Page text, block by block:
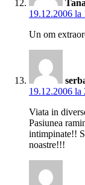
19.12.2006 la
Un om
19.12.2006 la
Viata in
Pasiunea
intimpinate!!
noastre!!!